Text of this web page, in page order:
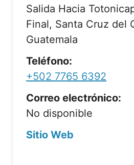
Salida Hacia
Final, Santa Cruz del
Guatemala
Teléfono:
+502 7765 6392
Correo electrónico:
No disponible
Sitio Web